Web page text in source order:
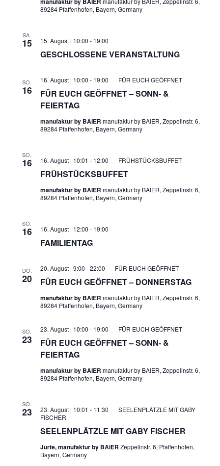
89284 Pfaffenhofen, Bayern, Germany
SA.
15
GESCHLOSSENE VERANSTALTUNG
15. August | 10:00 - 19:00
SO.
16
FÜR EUCH GEÖFFNET – SONN- &
FEIERTAG
16. August | 10:00 - 19:00 FÜR EUCH GEÖFFNET
manufaktur by BAIER manufaktur by BAIER, Zeppelinstr. 6,
89284 Pfaffenhofen, Bayern, Germany
SO.
16
FRÜHSTÜCKSBUFFET
16. August | 10:01 - 12:00 FRÜHSTÜCKSBUFFET
manufaktur by BAIER manufaktur by BAIER, Zeppelinstr. 6,
89284 Pfaffenhofen, Bayern, Germany
SO.
16
FAMILIENTAG
16. August | 12:00 - 19:00
DO.
20 FÜR EUCH GEÖFFNET – DONNERSTAG
20. August | 9:00 -22:00 FÜR EUCH GEÖFFNET
manufaktur by BAIER manufaktur by BAIER, Zeppelinstr. 6,
89284 Pfaffenhofen, Bayern, Germany
SO.
23
FÜR EUCH GEÖFFNET – SONN- &
FEIERTAG
23. August | 10:00 - 19:00 FÜR EUCH GEÖFFNET
manufaktur by BAIER manufaktur by BAIER, Zeppelinstr. 6,
89284 Pfaffenhofen, Bayern, Germany
SO.
23
SEELENPLÄTZLE MIT GABY FISCHER
23. August | 10:01 - 11:30
SEELENPLÄTZLE MIT GABY
FISCHER
Jurte, manufaktur by BAIER Zeppelinstr. 6, Pfaffenhofen,
Bayern, Germany